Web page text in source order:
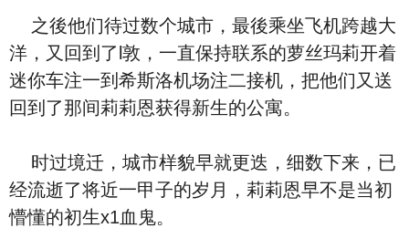
之後他们待过数个城市，最後乘坐飞机跨越大
洋，又回到了l敦，一直保持联系的萝丝玛莉开着
迷你车注一到希斯洛机场注二接机，把他们又送
回到了那间莉莉恩获得新生的公寓。
时过境迁，城市样貌早就更迭，细数下来，已
经流逝了将近一甲子的岁月，莉莉恩早不是当初
懵懂的初生x1血鬼。